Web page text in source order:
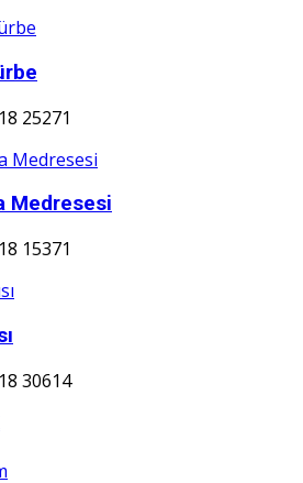
25271
Medresesi
15371
30614